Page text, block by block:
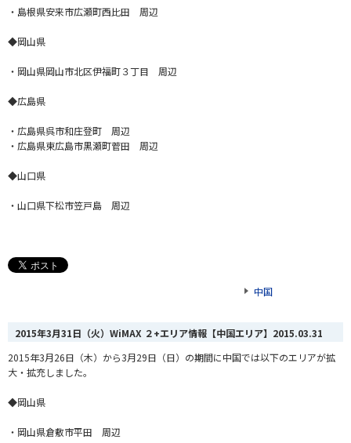
・島根県安来市広瀬町西比田 周辺
◆岡山県
・岡山県岡山市北区伊福町３丁目 周辺
◆広島県
・広島県呉市和庄登町 周辺
・広島県東広島市黒瀬町菅田 周辺
◆山口県
・山口県下松市笠戸島 周辺
中国
2015年3月31日（火）WiMAX ２+エリア情報【中国エリア】 2015.03.31
2015年3月26日（木）から3月29日（日）の期間に中国では以下のエリアが拡
大・拡充しました。
◆岡山県
・岡山県倉敷市平田 周辺